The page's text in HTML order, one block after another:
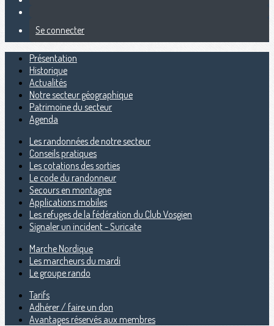
Se connecter
Présentation
Historique
Actualités
Notre secteur géographique
Patrimoine du secteur
Agenda
Les randonnées de notre secteur
Conseils pratiques
Les cotations des sorties
Le code du randonneur
Secours en montagne
Applications mobiles
Les refuges de la fédération du Club Vosgien
Signaler un incident - Suricate
Marche Nordique
Les marcheurs du mardi
Le groupe rando
Tarifs
Adhérer / faire un don
Avantages réservés aux membres